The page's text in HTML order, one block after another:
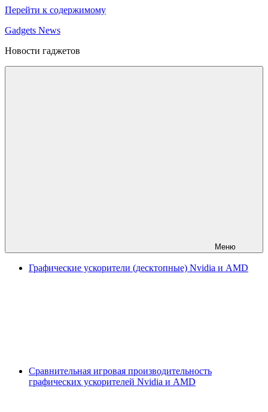
Перейти к содержимому
Gadgets News
Новости гаджетов
Меню
Графические ускорители (десктопные) Nvidia и AMD
Сравнительная игровая производительность
графических ускорителей Nvidia и AMD